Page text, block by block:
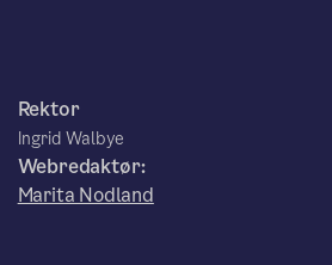
Rektor
Ingrid Walbye
Webredaktør:
Marita Nodland